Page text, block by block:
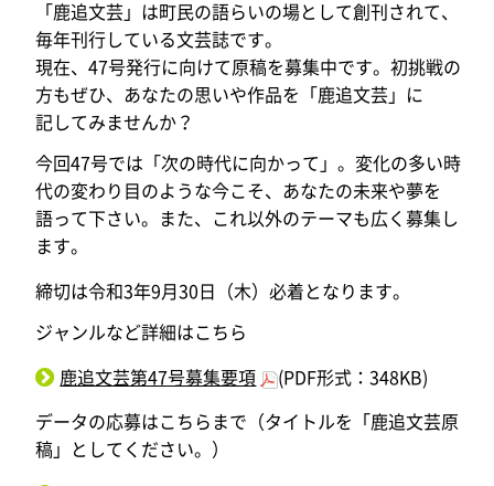
「鹿追文芸」は町民の語らいの場として創刊されて、
毎年刊行している文芸誌です。
現在、47号発行に向けて原稿を募集中です。初挑戦の
方もぜひ、あなたの思いや作品を「鹿追文芸」に
記してみませんか？
今回47号では「次の時代に向かって」。変化の多い時
代の変わり目のような今こそ、あなたの未来や夢を
語って下さい。また、これ以外のテーマも広く募集し
ます。
締切は令和3年9月30日（木）必着となります。
ジャンルなど詳細はこちら
鹿追文芸第47号募集要項
(PDF形式：348KB)
データの応募はこちらまで（タイトルを「鹿追文芸原
稿」としてください。）